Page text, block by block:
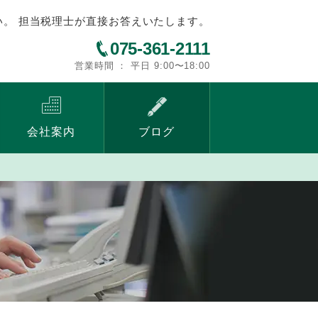
担当税理士が直接お答えいたします。
075-361-2111
営業時間 ： 平日 9:00〜18:00
会社案内 ブログ